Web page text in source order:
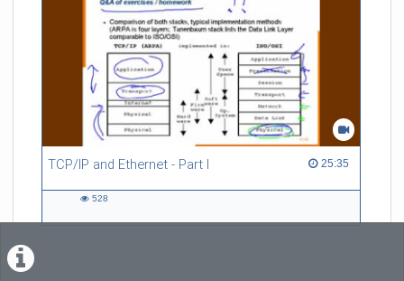
TCP/IP and Ethernet - Part I 25:35
25:35 duration
528